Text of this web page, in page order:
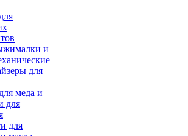
и
для
меда и
для
для